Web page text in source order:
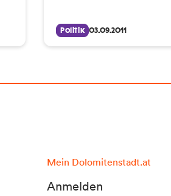
Politik 03.09.2011
Mein Dolomitenstadt.at
Anmelden